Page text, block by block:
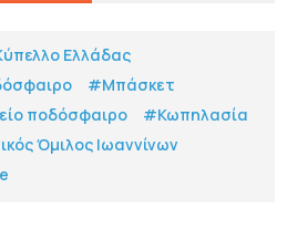
Ελλάδας
#Μπάσκετ
ποδόσφαιρο
#Κωπηλασία
Όμιλος Ιωαννίνων